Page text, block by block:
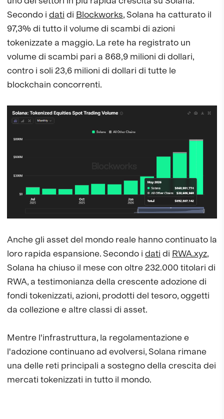
Secondo i dati di Blockworks, Solana ha catturato il
97,3% di tutto il volume di scambi di azioni
tokenizzate a maggio. La rete ha registrato un
volume di scambi pari a 868,9 milioni di dollari,
contro i soli 23,6 milioni di dollari di tutte le
blockchain concorrenti.
Anche gli asset del mondo reale hanno continuato la
loro rapida espansione. Secondo i dati di RWA.xyz,
Solana ha chiuso il mese con oltre 232.000 titolari di
RWA, a testimonianza della crescente adozione di
fondi tokenizzati, azioni, prodotti del tesoro, oggetti
da collezione e altre classi di asset.
Mentre l'infrastruttura, la regolamentazione e
l'adozione continuano ad evolversi, Solana rimane
una delle reti principali a sostegno della crescita dei
mercati tokenizzati in tutto il mondo.